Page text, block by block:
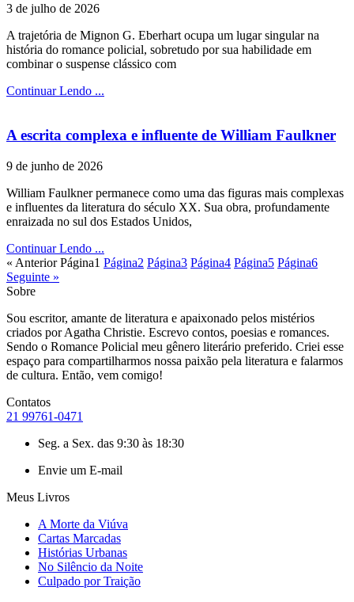
3 de julho de 2026
A trajetória de Mignon G. Eberhart ocupa um lugar singular na
história do romance policial, sobretudo por sua habilidade em
combinar o suspense clássico com
Continuar Lendo ...
A escrita complexa e influente de William Faulkner
9 de junho de 2026
William Faulkner permanece como uma das figuras mais complexas
e influentes da literatura do século XX. Sua obra, profundamente
enraizada no sul dos Estados Unidos,
Continuar Lendo ...
« Anterior Página1 Página2 Página3 Página4 Página5 Página6
Seguinte »
Sobre
Sou escritor, amante de literatura e apaixonado pelos mistérios
criados por Agatha Christie. Escrevo contos, poesias e romances.
Sendo o Romance Policial meu gênero literário preferido. Criei esse
espaço para compartilharmos nossa paixão pela literatura e falarmos
de cultura. Então, vem comigo!
Contatos
21 99761-0471
Seg. a Sex. das 9:30 às 18:30
Envie um E-mail
Meus Livros
A Morte da Viúva
Cartas Marcadas
Histórias Urbanas
No Silêncio da Noite
Culpado por Traição